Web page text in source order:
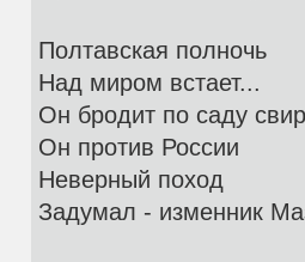
Полтавская полночь
Над миром встает...
Он бродит по саду
Он против России
Неверный поход
Задумал - изменник